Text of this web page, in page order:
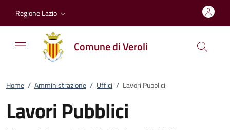
Regione Lazio
Comune di Veroli
Home / Amministrazione / Uffici / Lavori Pubblici
Lavori Pubblici